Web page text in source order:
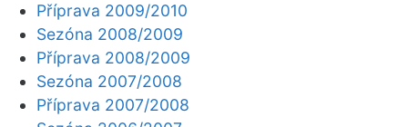
Příprava 2009/2010
Sezóna 2008/2009
Příprava 2008/2009
Sezóna 2007/2008
Příprava 2007/2008